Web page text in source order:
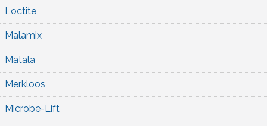
Loctite
Malamix
Matala
Merkloos
Microbe-Lift